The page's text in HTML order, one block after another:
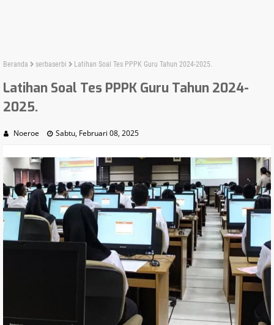
Beranda serbaserbi Latihan Soal Tes PPPK Guru Tahun 2024-2025.
Latihan Soal Tes PPPK Guru Tahun 2024-
2025.
Noeroe Sabtu, Februari 08, 2025